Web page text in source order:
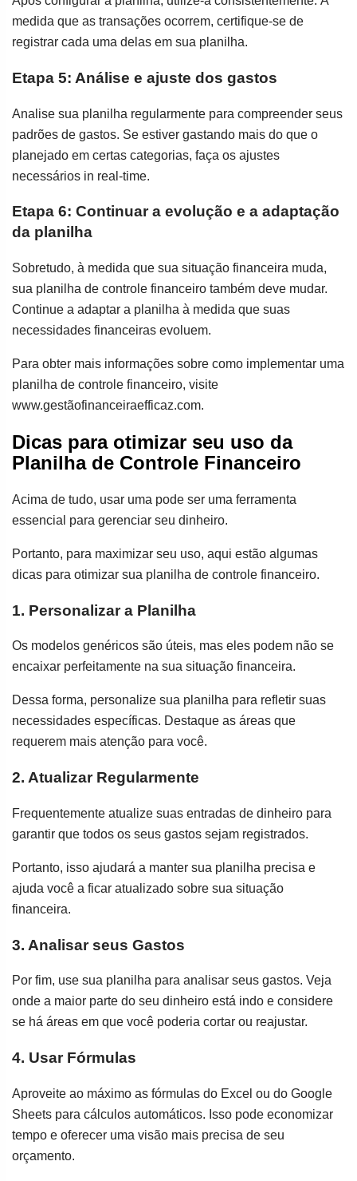
medida que as transações ocorrem, certifique-se de
registrar cada uma delas em sua planilha.
Etapa 5: Análise e ajuste dos gastos
Analise sua planilha regularmente para compreender seus
padrões de gastos. Se estiver gastando mais do que o
planejado em certas categorias, faça os ajustes
necessários in real-time.
Etapa 6: Continuar a evolução e a adaptação
da planilha
Sobretudo, à medida que sua situação financeira muda,
sua planilha de controle financeiro também deve mudar.
Continue a adaptar a planilha à medida que suas
necessidades financeiras evoluem.
Para obter mais informações sobre como implementar uma
planilha de controle financeiro, visite
www.gestãofinanceiraefficaz.com.
Dicas para otimizar seu uso da
Planilha de Controle Financeiro
Acima de tudo, usar uma pode ser uma ferramenta
essencial para gerenciar seu dinheiro.
Portanto, para maximizar seu uso, aqui estão algumas
dicas para otimizar sua planilha de controle financeiro.
1. Personalizar a Planilha
Os modelos genéricos são úteis, mas eles podem não se
encaixar perfeitamente na sua situação financeira.
Dessa forma, personalize sua planilha para refletir suas
necessidades específicas. Destaque as áreas que
requerem mais atenção para você.
2. Atualizar Regularmente
Frequentemente atualize suas entradas de dinheiro para
garantir que todos os seus gastos sejam registrados.
Portanto, isso ajudará a manter sua planilha precisa e
ajuda você a ficar atualizado sobre sua situação
financeira.
3. Analisar seus Gastos
Por fim, use sua planilha para analisar seus gastos. Veja
onde a maior parte do seu dinheiro está indo e considere
se há áreas em que você poderia cortar ou reajustar.
4. Usar Fórmulas
Aproveite ao máximo as fórmulas do Excel ou do Google
Sheets para cálculos automáticos. Isso pode economizar
tempo e oferecer uma visão mais precisa de seu
orçamento.